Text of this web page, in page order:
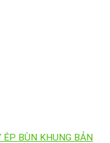
ÉP BÙN KHUNG BẢN